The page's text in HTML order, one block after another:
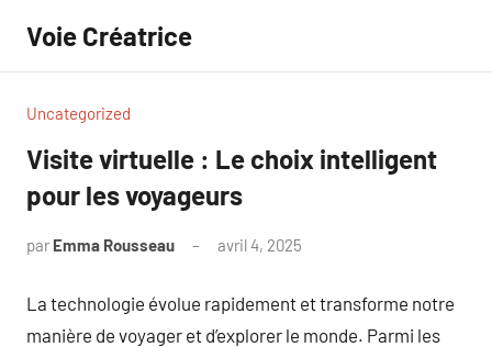
contenu
Voie Créatrice
Uncategorized
Visite virtuelle : Le choix intelligent
pour les voyageurs
par Emma Rousseau avril 4, 2025
La technologie évolue rapidement et transforme notre
manière de voyager et d’explorer le monde. Parmi les